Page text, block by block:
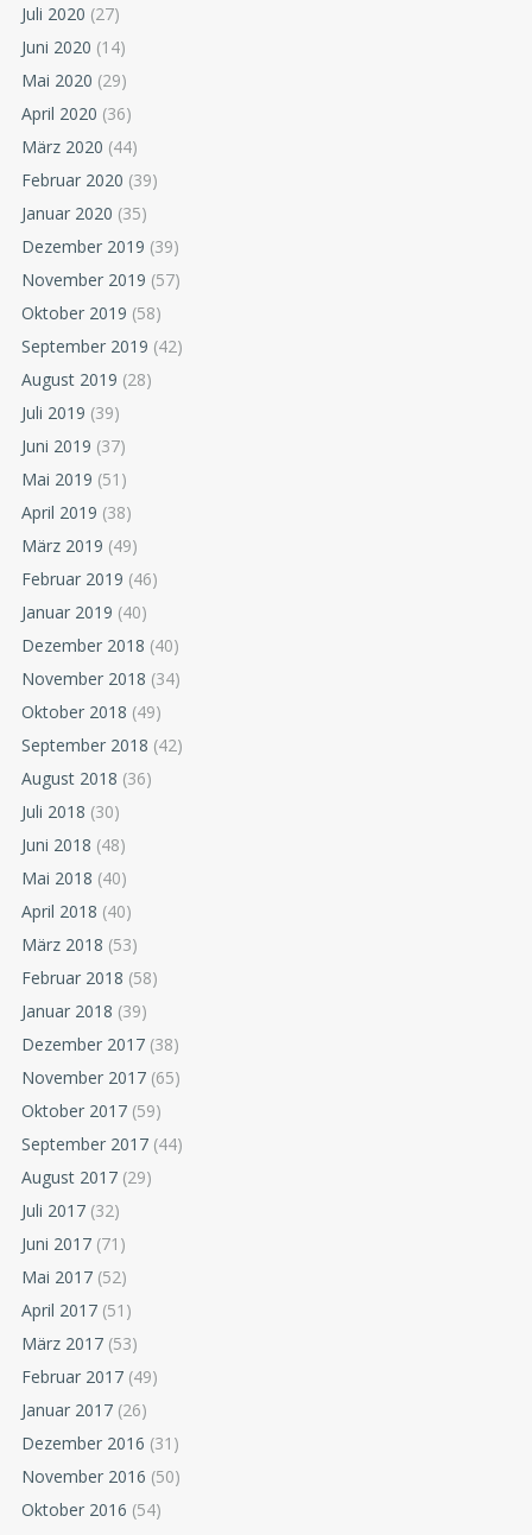
Juli 2020 (27)
Juni 2020 (14)
Mai 2020 (29)
April 2020 (36)
März 2020 (44)
Februar 2020 (39)
Januar 2020 (35)
Dezember 2019 (39)
November 2019 (57)
Oktober 2019 (58)
September 2019 (42)
August 2019 (28)
Juli 2019 (39)
Juni 2019 (37)
Mai 2019 (51)
April 2019 (38)
März 2019 (49)
Februar 2019 (46)
Januar 2019 (40)
Dezember 2018 (40)
November 2018 (34)
Oktober 2018 (49)
September 2018 (42)
August 2018 (36)
Juli 2018 (30)
Juni 2018 (48)
Mai 2018 (40)
April 2018 (40)
März 2018 (53)
Februar 2018 (58)
Januar 2018 (39)
Dezember 2017 (38)
November 2017 (65)
Oktober 2017 (59)
September 2017 (44)
August 2017 (29)
Juli 2017 (32)
Juni 2017 (71)
Mai 2017 (52)
April 2017 (51)
März 2017 (53)
Februar 2017 (49)
Januar 2017 (26)
Dezember 2016 (31)
November 2016 (50)
Oktober 2016 (54)